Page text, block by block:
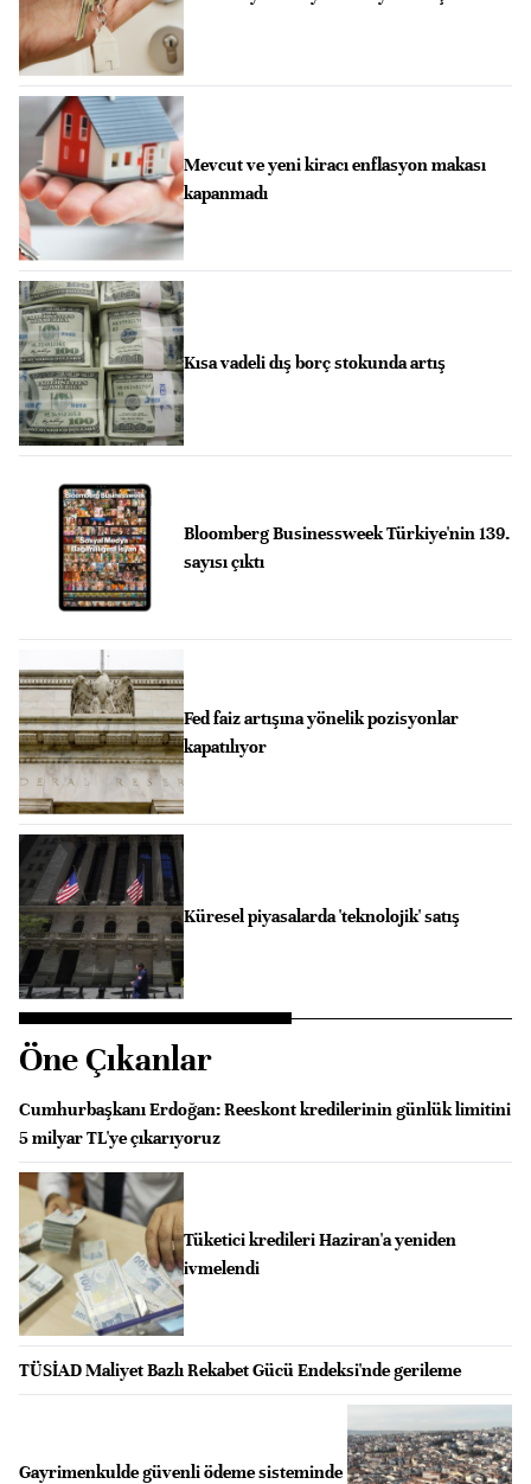
Mevcut ve yeni kiracı enflasyon makası
kapanmadı
Kısa vadeli dış borç stokunda artış
Bloomberg Businessweek Türkiye'nin 139.
sayısı çıktı
Fed faiz artışına yönelik pozisyonlar
kapatılıyor
Küresel piyasalarda 'teknolojik' satış
Öne Çıkanlar
Cumhurbaşkanı Erdoğan: Reeskont kredilerinin günlük limitini
5 milyar TL'ye çıkarıyoruz
Tüketici kredileri Haziran'a yeniden
ivmelendi
TÜSİAD Maliyet Bazlı Rekabet Gücü Endeksi'nde gerileme
Gayrimenkulde güvenli ödeme sisteminde